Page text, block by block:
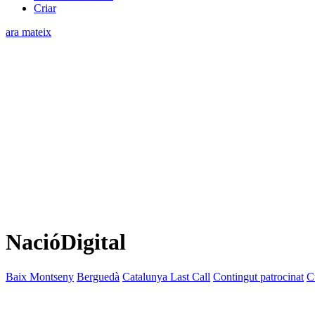
Criar
ara mateix
NacióDigital
Baix Montseny Berguedà Catalunya Last Call Contingut patrocinat